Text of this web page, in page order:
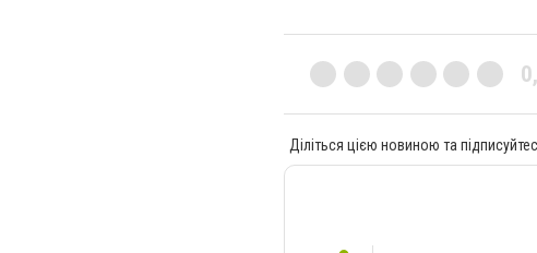
Діліться цією новиною та